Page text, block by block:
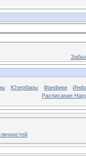
Юзербары Фанфики
Расписание